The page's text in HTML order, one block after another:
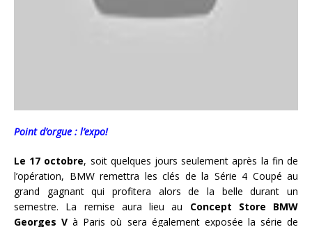
Point d’orgue : l’expo!
Le 17 octobre, soit quelques jours seulement après la fin de
l’opération, BMW remettra les clés de la Série 4 Coupé au
grand gagnant qui profitera alors de la belle durant un
semestre. La remise aura lieu au Concept Store BMW
Georges V à Paris où sera également exposée la série de